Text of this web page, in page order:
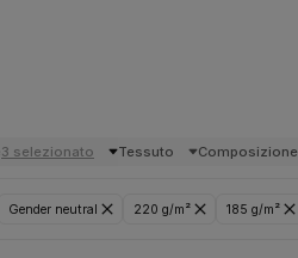
3 selezionato Tessuto Composizione
Gender neutral 220 g/m² 185 g/m²